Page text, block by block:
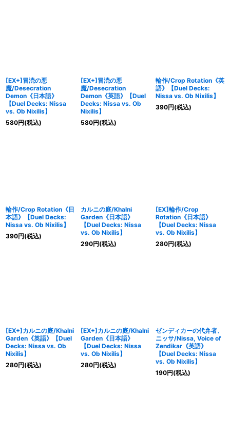
[EX+]冒涜の悪
魔/Desecration
Demon《日本語》
【Duel Decks: Nissa
vs. Ob Nixilis】
580円(税込)
[EX+]冒涜の悪
魔/Desecration
Demon《英語》【Duel
Decks: Nissa vs. Ob
Nixilis】
580円(税込)
輪作/Crop Rotation《英
語》【Duel Decks:
Nissa vs. Ob Nixilis】
390円(税込)
輪作/Crop Rotation《日
本語》【Duel Decks:
Nissa vs. Ob Nixilis】
390円(税込)
カルニの庭/Khalni
Garden《日本語》
【Duel Decks: Nissa
vs. Ob Nixilis】
290円(税込)
[EX]輪作/Crop
Rotation《日本語》
【Duel Decks: Nissa
vs. Ob Nixilis】
280円(税込)
[EX+]カルニの庭/Khalni
Garden《英語》【Duel
Decks: Nissa vs. Ob
Nixilis】
280円(税込)
[EX+]カルニの庭/Khalni
Garden《日本語》
【Duel Decks: Nissa
vs. Ob Nixilis】
280円(税込)
ゼンディカーの代弁者、
ニッサ/Nissa, Voice of
Zendikar《英語》
【Duel Decks: Nissa
vs. Ob Nixilis】
190円(税込)